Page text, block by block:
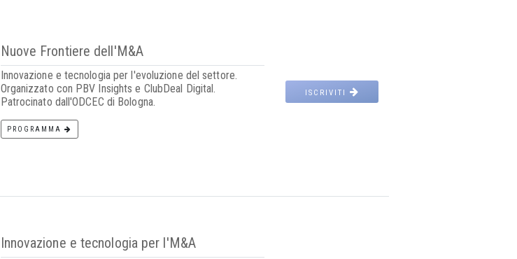
Nuove Frontiere dell'M&A
Innovazione e tecnologia per l'evoluzione del settore.
Organizzato con PBV Insights e ClubDeal Digital.
Patrocinato dall'ODCEC di Bologna.
PROGRAMMA
ISCRIVITI
Innovazione e tecnologia per l'M&A